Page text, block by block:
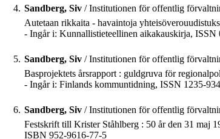
4. Sandberg, Siv / Institutionen för offentlig
Autetaan rikkaita - havaintoja
- Ingår i: Kunnallistieteellinen aikakauskirja, ISSN
5. Sandberg, Siv / Institutionen för offentlig
Basprojektets årsrapport : guldgruva för
- Ingår i: Finlands kommuntidning, ISSN 1235-
6. Sandberg, Siv / Institutionen för offentlig
Festskrift till Krister Ståhlberg : 50 år den 31 maj
ISBN 952-9616-77-5